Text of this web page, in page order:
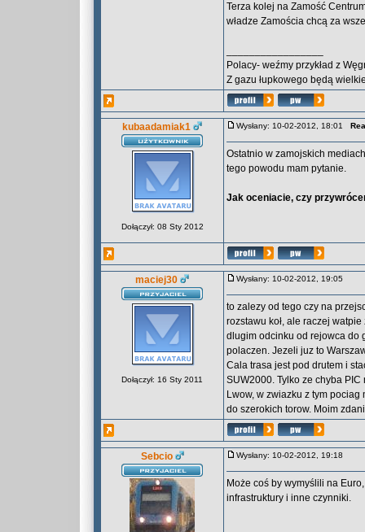
Terza kolej na Zamość
władze Zamościa chcą za
Polacy- weźmy przykład z
Z gazu łupkowego będą
kubaadamiak1
Dołączył: 08 Sty 2012
Wysłany: 10-02-2012, 18:01
Ostatnio w zamojskich
tego powodu mam pytanie.
Jak oceniacie, czy
maciej30
Dołączył: 16 Sty 2011
Wysłany: 10-02-2012, 19:05
to zalezy od tego czy na
rozstawu koł, ale raczej
dlugim odcinku od rejowca do
polaczen. Jezeli juz to
Cala trasa jest pod drutem i
SUW2000. Tylko ze chyba
Lwow, w zwiazku z tym
do szerokich torow. Moim
Sebcio Wysłany: 10-02-2012, 19:18
Może coś by wymyślili na
infrastruktury i inne czynniki.